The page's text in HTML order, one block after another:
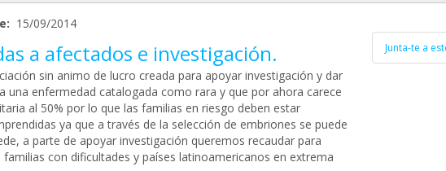
15/09/2014
a afectados e investigación.
sin animo de lucro creada para apoyar investigación y dar
una enfermedad catalogada como rara y que por ahora carece
al 50% por lo que las familias en riesgo deben estar
ya que a través de la selección de embriones se puede
a parte de apoyar investigación queremos recaudar para
familias con dificultades y países latinoamericanos en extrema
Junta-te a